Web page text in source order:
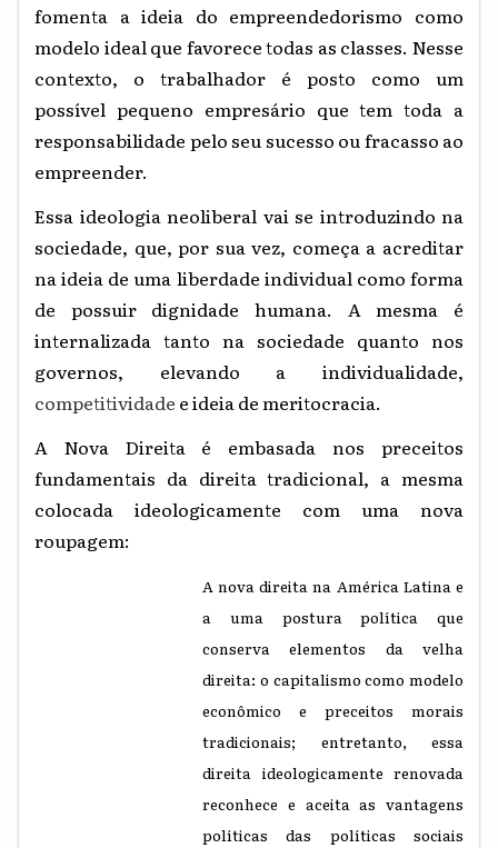
fomenta a ideia do empreendedorismo como
modelo ideal que favorece todas as classes. Nesse
contexto, o trabalhador é posto como um
possível pequeno empresário que tem toda a
responsabilidade pelo seu sucesso ou fracasso ao
empreender.
Essa ideologia neoliberal vai se introduzindo na
sociedade, que, por sua vez, começa a acreditar
na ideia de uma liberdade individual como forma
de possuir dignidade humana. A mesma é
internalizada tanto na sociedade quanto nos
governos, elevando a individualidade,
competitividade e ideia de meritocracia.
A Nova Direita é embasada nos preceitos
fundamentais da direita tradicional, a mesma
colocada ideologicamente com uma nova
roupagem:
A nova direita na América Latina e
a uma postura política que
conserva elementos da velha
direita: o capitalismo como modelo
econômico e preceitos morais
tradicionais; entretanto, essa
direita ideologicamente renovada
reconhece e aceita as vantagens
políticas das políticas sociais